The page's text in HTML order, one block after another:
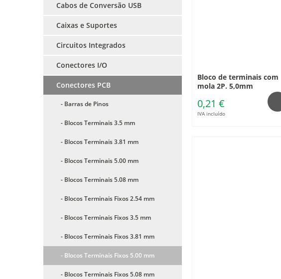
Cabos de Conversão USB
Caixas e Suportes
Circuitos Integrados
Conectores I/O
Conectores PCB
- Barras de Pinos
- Blocos Terminais 3.5 mm
- Blocos Terminais 3.81 mm
- Blocos Terminais 5.00 mm
- Blocos Terminais 5.08 mm
- Blocos Terminais Fixos 2.54 mm
- Blocos Terminais Fixos 3.5 mm
- Blocos Terminais Fixos 3.81 mm
- Blocos Terminais Fixos 5.00 mm
- Blocos Terminais Fixos 5.08 mm
Bloco de terminais com
mola 2P. 5,0mm
0,21 €
IVA incluído